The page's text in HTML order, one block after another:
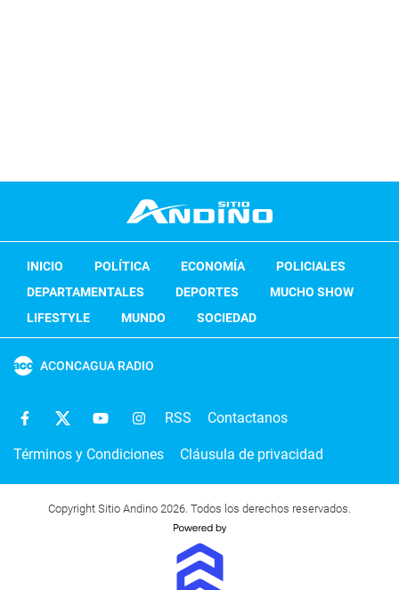
INICIO POLÍTICA ECONOMÍA
POLICIALES
DEPARTAMENTALES
DEPORTES
MUCHO SHOW
LIFESTYLE
MUNDO SOCIEDAD
ACONCAGUA RADIO
RSS Contactanos
Términos y Condiciones Cláusula de privacidad
Copyright Sitio Andino 2026. Todos los derechos reservados.